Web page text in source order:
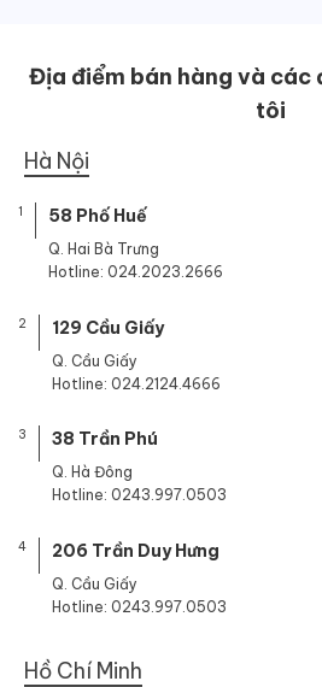
Địa điểm bán hàng và các
tôi
Hà Nội
1 58 Phố Huế
Q. Hai Bà Trưng
Hotline: 024.2023.2666
2 129 Cầu Giấy
Q. Cầu Giấy
Hotline: 024.2124.4666
3 38 Trần Phú
Q. Hà Đông
Hotline: 0243.997.0503
4 206 Trần Duy Hưng
Q. Cầu Giấy
Hotline: 0243.997.0503
Hồ Chí Minh